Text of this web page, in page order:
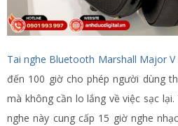
Tai nghe Bluetooth Marshall Major V
đến 100 giờ cho phép người dùng
mà không cần lo lắng về việc sạc
nghe này cung cấp 15 giờ nghe